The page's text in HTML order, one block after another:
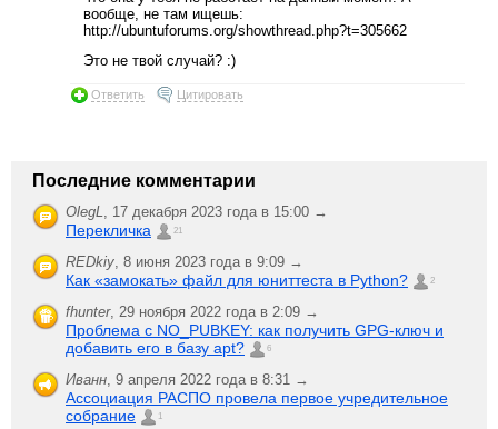
вообще, не там ищешь:
http://ubuntuforums.org/showthread.php?t=305662
Это не твой случай? :)
Ответить Цитировать
Последние комментарии
OlegL, 17 декабря 2023 года в 15:00 →
Перекличка 21
REDkiy, 8 июня 2023 года в 9:09 →
Как «замокать» файл для юниттеста в Python? 2
fhunter, 29 ноября 2022 года в 2:09 →
Проблема с NO_PUBKEY: как получить GPG-ключ и
добавить его в базу apt?
6
Иванн, 9 апреля 2022 года в 8:31 →
Ассоциация РАСПО провела первое учредительное
собрание
1